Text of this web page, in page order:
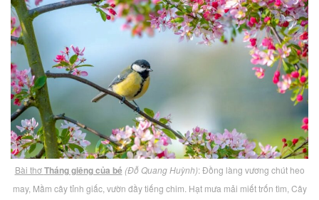
Bài thơTháng giêng của bé (Đỗ Quang Huỳnh): Đồng làng vương chút heo
may, Mầm cây tỉnh giấc, vườn đầy tiếng chim. Hạt mưa mải miết trốn tìm, Cây